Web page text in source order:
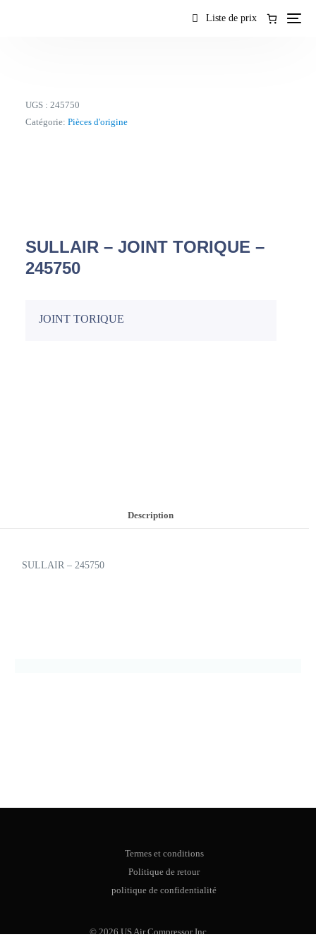
Liste de prix
UGS :245750
Catégorie:Pièces d'origine
SULLAIR – JOINT TORIQUE –
245750
JOINT TORIQUE
Description
SULLAIR – 245750
© 2026 US Air Compressor Inc.
Termes et conditions
Politique de retour
politique de confidentialité
Boutique